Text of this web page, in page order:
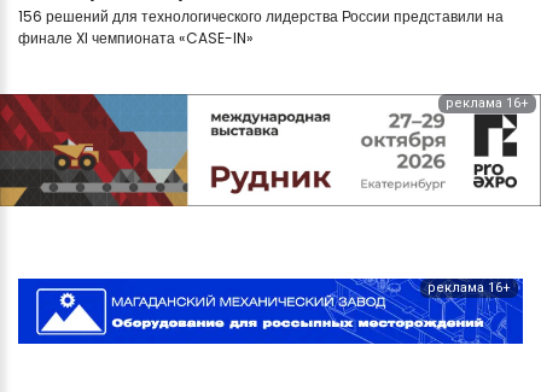
156 решений для технологического лидерства России представили на
финале XI чемпионата «CASE-IN»
реклама 16+
реклама 16+